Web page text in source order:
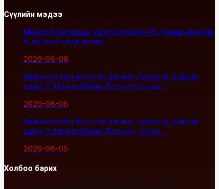
Сүүлийн мэдээ
Монгол-Хятадын сэтгүүлчдийн16 дугаар форум
9 дүгээр сард болно
2026-08-06
Өвөлжилтийн бэлтгэл ажлын хүрээнд Шадар
сайд Н.Номтойбаяр Дорноговь ай...
2026-08-06
Өвөлжилтийн бэлтгэл ажлын хүрээнд Шадар
сайд Н.Номтойбаяр Дорнод, Сүхб...
2026-08-05
Холбоо барих